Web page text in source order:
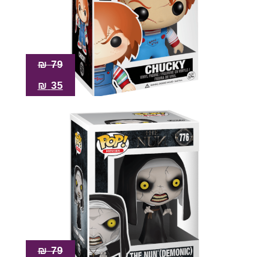
79
₪
35
₪
79
₪